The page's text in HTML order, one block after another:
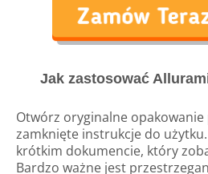
Jak zastosować
Otwórz oryginalne
zamknięte instrukcje do
krótkim dokumencie, który
Bardzo ważne jest